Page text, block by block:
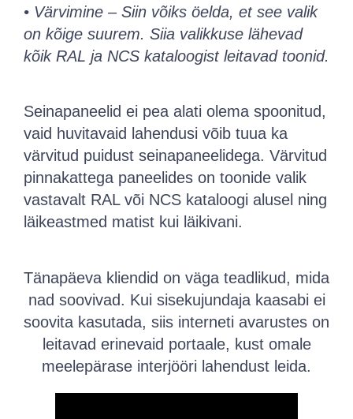
• Värvimine – Siin võiks öelda, et see valik
on kõige suurem. Siia valikkuse lähevad
kõik RAL ja NCS kataloogist leitavad toonid.
Seinapaneelid ei pea alati olema spoonitud,
vaid huvitavaid lahendusi võib tuua ka
värvitud puidust seinapaneelidega. Värvitud
pinnakattega paneelides on toonide valik
vastavalt RAL või NCS kataloogi alusel ning
läikeastmed matist kui läikivani.
Tänapäeva kliendid on väga teadlikud, mida
nad soovivad. Kui sisekujundaja kaasabi ei
soovita kasutada, siis interneti avarustes on
leitavad erinevaid portaale, kust omale
meelepärase interjööri lahendust leida.